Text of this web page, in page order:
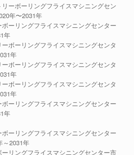
ーボーリングフライスマシニングセン
年〜2031年
ーリングフライスマシニングセンター
年
ーリングフライスマシニングセンタ
年
ーリングフライスマシニングセンタ
年
ーリングフライスマシニングセンタ
年
ーリングフライスマシニングセンター
年
ーリングフライスマシニングセンター
～2031年
リングフライスマシニングセンター市